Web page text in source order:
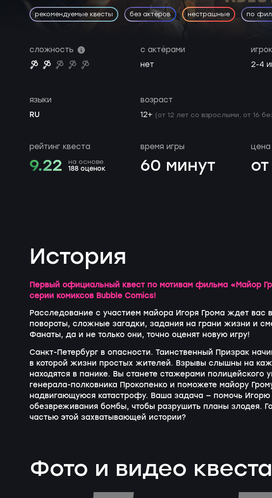
рекомендуемые квесты без актёров нестрашные по
сложность
с актёрами
нет
2-4
языки
RU
возраст
12+ (от 12 лет со взрослыми, от 16
рейтинг квеста
9.22 на основе
188 оценок
время игры
60 минут
цена
История
Первый официальный квест по мотивам фильма «Майор
серии комиксов Bubble Comics!
Расследование с участием майора Игоря Грома ждет вас
повороты, сложные загадки, задания на грани жизни и
Фанаты, да и не только они, точно оценят новую игру!
Санкт-Петербург в опасности. Таинственный Призрак
в которой жизни простых жителей. Взрывы слышны на
находятся в панике. Вы станете стажерами полицейского
генерала-полковника Прокопенко и поможете майору
надвигающуюся катастрофу. Ваша задача — помочь Игорю
обезвреживания бомбы, чтобы разрушить планы злодея.
частью этой захватывающей истории?
Фото и видео квеста